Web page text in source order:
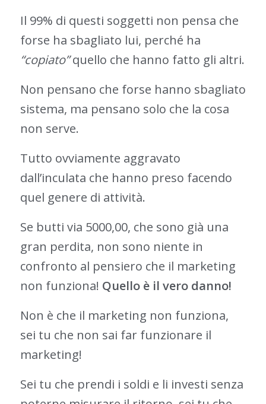
Il 99% di questi soggetti non pensa che
forse ha sbagliato lui, perché ha
“copiato”quello che hanno fatto gli altri.
Non pensano che forse hanno sbagliato
sistema, ma pensano solo che la cosa
non serve.
Tutto ovviamente aggravato
dall’inculata che hanno preso facendo
quel genere di attività.
Se butti via 5000,00, che sono già una
gran perdita, non sono niente in
confronto al pensiero che il marketing
non funziona! Quello è il vero danno!
Non è che il marketing non funziona,
sei tu che non sai far funzionare il
marketing!
Sei tu che prendi i soldi e li investi senza